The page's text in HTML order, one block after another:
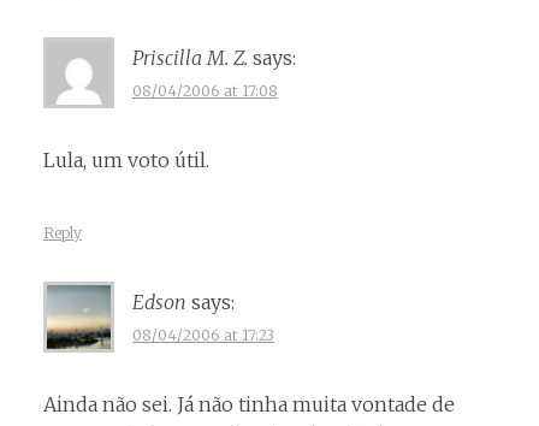
Priscilla M. Z. says:
08/04/2006 at 17:08
Lula, um voto útil.
Reply
Edson says:
08/04/2006 at 17:23
Ainda não sei. Já não tinha muita vontade de